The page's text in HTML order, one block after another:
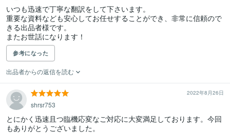
いつも迅速で丁寧な翻訳をして下さいます。
重要な資料なども安心してお任せすることができ、非常に信頼ので
きる出品者様です。
またお世話になります！
参考になった
出品者からの返信を読む
2022年8月26日
shrsr753
とにかく迅速且つ臨機応変なご対応に大変満足しております。今回
もありがとうございました。